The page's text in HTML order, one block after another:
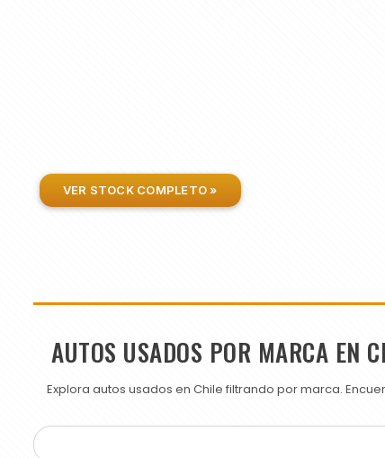
VER STOCK COMPLETO »
AUTOS USADOS POR MARCA EN
Explora autos usados en Chile filtrando por marca.